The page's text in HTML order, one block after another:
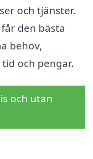
och tjänster.
den bästa
behov,
och pengar.
och utan